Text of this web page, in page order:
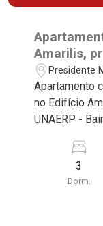
Amarilis,
- Ribeirão
Presidente
Apartamento
no Edifício
UNAERP -
imóvel que a
para você: - 75m² de área útil - 3 dormitórios com
armários -
3
Dorm.